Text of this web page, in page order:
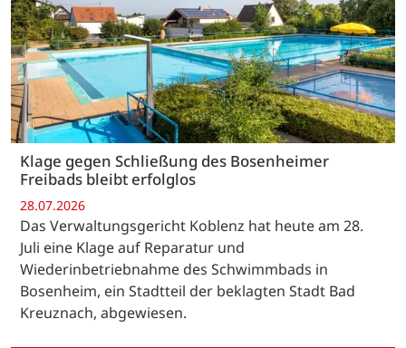
Klage gegen Schließung des Bosenheimer
Freibads bleibt erfolglos
28.07.2026
Das Verwaltungsgericht Koblenz hat heute am 28.
Juli eine Klage auf Reparatur und
Wiederinbetriebnahme des Schwimmbads in
Bosenheim, ein Stadtteil der beklagten Stadt Bad
Kreuznach, abgewiesen.